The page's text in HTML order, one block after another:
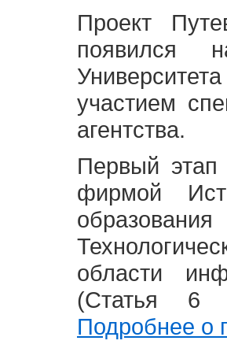
Проект
появился
участием
агентства.
Первый этап
фирмой
области
(Статья 6
Подробнее о